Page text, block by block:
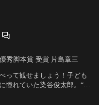
秀脚本賞 受賞 片島章三
って観せましょう！子ども
憧れていた染谷俊太郎。“心